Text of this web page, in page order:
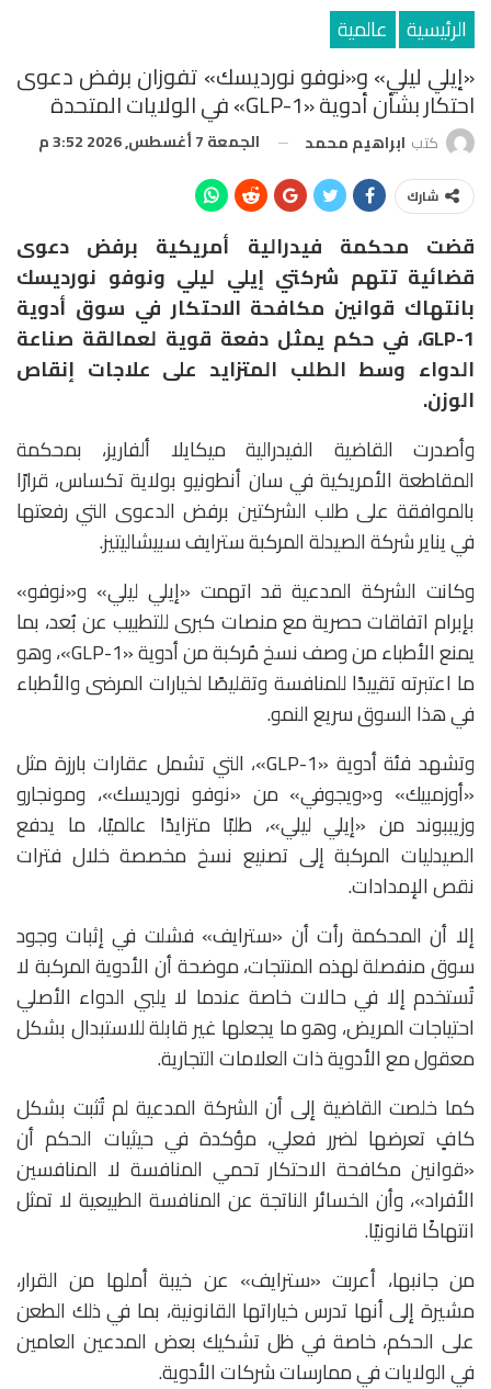
الرئيسية عالمية
«إيلي ليلي» و«نوفو نورديسك» تفوزان برفض دعوى
احتكار بشأن أدوية «GLP-1» في الولايات المتحدة
كتب ابراهيم محمد الجمعة 7 أغسطس, 2026 3:52 م
شارك
قضت محكمة فيدرالية أمريكية برفض دعوى
قضائية تتهم شركتي إيلي ليلي ونوفو نورديسك
بانتهاك قوانين مكافحة الاحتكار في سوق أدوية
GLP-1، في حكم يمثل دفعة قوية لعمالقة صناعة
الدواء وسط الطلب المتزايد على علاجات إنقاص
الوزن.
وأصدرت القاضية الفيدرالية ميكايلا ألفاريز، بمحكمة
المقاطعة الأمريكية في سان أنطونيو بولاية تكساس، قرارًا
بالموافقة على طلب الشركتين برفض الدعوى التي رفعتها
في يناير شركة الصيدلة المركبةسترايف سبيشاليتيز.
وكانت الشركة المدعية قد اتهمت «إيلي ليلي» و«نوفو»
بإبرام اتفاقات حصرية مع منصات كبرى للتطبيب عن بُعد، بما
يمنع الأطباء من وصف نسخ مُركبة من أدوية «GLP-1»، وهو
ما اعتبرته تقييدًا للمنافسة وتقليصًا لخيارات المرضى والأطباء
في هذا السوق سريع النمو.
وتشهد فئة أدوية «GLP-1»، التي تشمل عقارات بارزة مثل
«أوزمبيك» و«ويجوفي» من «نوفو نورديسك»، ومونجارو
وزيببوند من «إيلي ليلي»، طلبًا متزايدًا عالميًا، ما يدفع
الصيدليات المركبة إلى تصنيع نسخ مخصصة خلال فترات
نقص الإمدادات.
إلا أن المحكمة رأت أن «سترايف» فشلت في إثبات وجود
سوق منفصلة لهذه المنتجات، موضحة أن الأدوية المركبة لا
تُستخدم إلا في حالات خاصة عندما لا يلبي الدواء الأصلي
احتياجات المريض، وهو ما يجعلها غير قابلة للاستبدال بشكل
معقول مع الأدوية ذات العلامات التجارية.
كما خلصت القاضية إلى أن الشركة المدعية لم تُثبت بشكل
كافٍ تعرضها لضرر فعلي، مؤكدة في حيثيات الحكم أن
«قوانين مكافحة الاحتكار تحمي المنافسة لا المنافسين
الأفراد»، وأن الخسائر الناتجة عن المنافسة الطبيعية لا تمثل
انتهاكًا قانونيًا.
من جانبها، أعربت «سترايف» عن خيبة أملها من القرار،
مشيرة إلى أنها تدرس خياراتها القانونية، بما في ذلك الطعن
على الحكم، خاصة في ظل تشكيك بعض المدعين العامين
في الولايات في ممارسات شركات الأدوية.